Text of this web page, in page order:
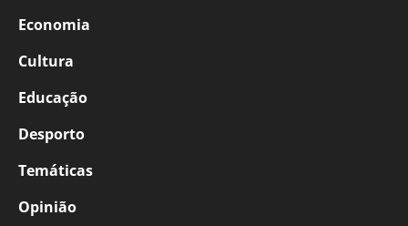
Economia
Cultura
Educação
Desporto
Temáticas
Opinião